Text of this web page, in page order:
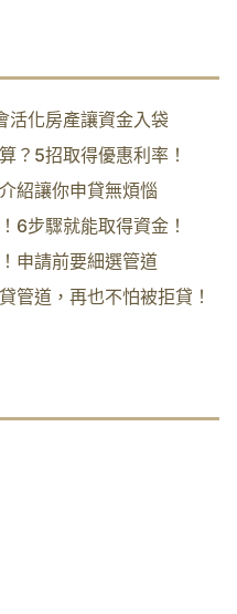
活化房產讓資金入袋
？5招取得優惠利率！
紹讓你申貸無煩惱
6步驟就能取得資金！
申請前要細選管道
管道，再也不怕被拒貸！